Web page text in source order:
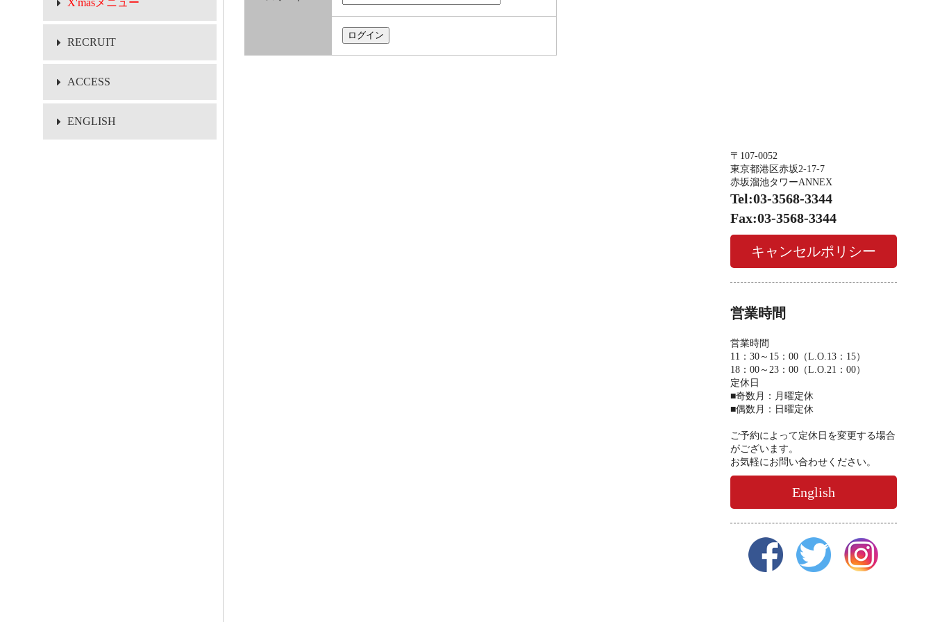
X'masメニュー
RECRUIT
ACCESS
ENGLISH
〒107-0052
東京都港区赤坂2-17-7
赤坂溜池タワーANNEX
Tel:03-3568-3344
Fax:03-3568-3344
キャンセルポリシー
営業時間
営業時間
11：30～15：00（L.O.13：15）
18：00～23：00（L.O.21：00）
定休日
■奇数月：月曜定休
■偶数月：日曜定休
ご予約によって定休日を変更する場合
がございます。
お気軽にお問い合わせください。
English